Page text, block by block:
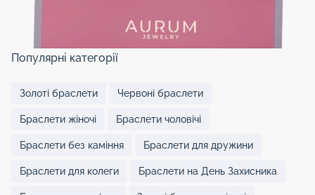
Популярні категорії
Золоті браслети Червоні браслети
Браслети жіночі Браслети чоловічі
Браслети без каміння Браслети для дружини
Браслети для колеги Браслети на День Захисника